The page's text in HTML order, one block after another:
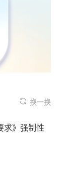
换一换
求》强制性